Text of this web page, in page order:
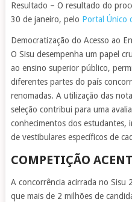
Resultado – O resultado do
30 de janeiro, pelo Portal Único
Democratização do Acesso ao
O Sisu desempenha um papel
ao ensino superior público,
diferentes partes do país
renomadas. A utilização das
seleção contribui para uma
conhecimentos dos estudantes,
de vestibulares específicos de
COMPETIÇÃO
A concorrência acirrada no Sisu
que mais de 2 milhões de